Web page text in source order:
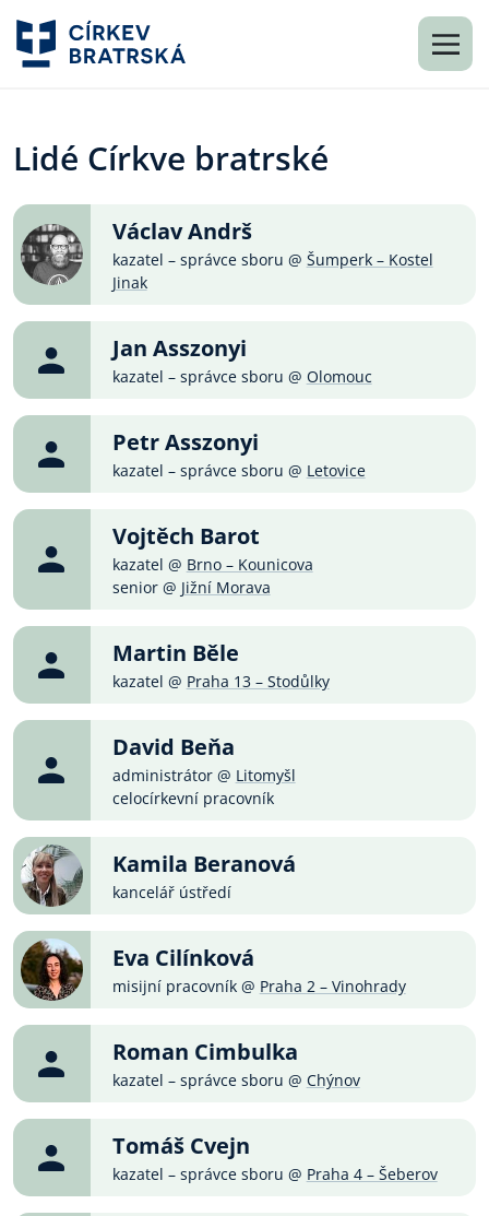
Lidé Církve bratrské
Václav Andrš
kazatel – správce sboru @ Šumperk – Kostel
Jinak
Jan Asszonyi
kazatel – správce sboru @ Olomouc
Petr Asszonyi
kazatel – správce sboru @ Letovice
Vojtěch Barot
kazatel @ Brno – Kounicova
senior @ Jižní Morava
Martin Běle
kazatel @ Praha 13 – Stodůlky
David Beňa
administrátor @ Litomyšl
celocírkevní pracovník
Kamila Beranová
kancelář ústředí
Eva Cilínková
misijní pracovník @ Praha 2 – Vinohrady
Roman Cimbulka
kazatel – správce sboru @ Chýnov
Tomáš Cvejn
kazatel – správce sboru @ Praha 4 – Šeberov